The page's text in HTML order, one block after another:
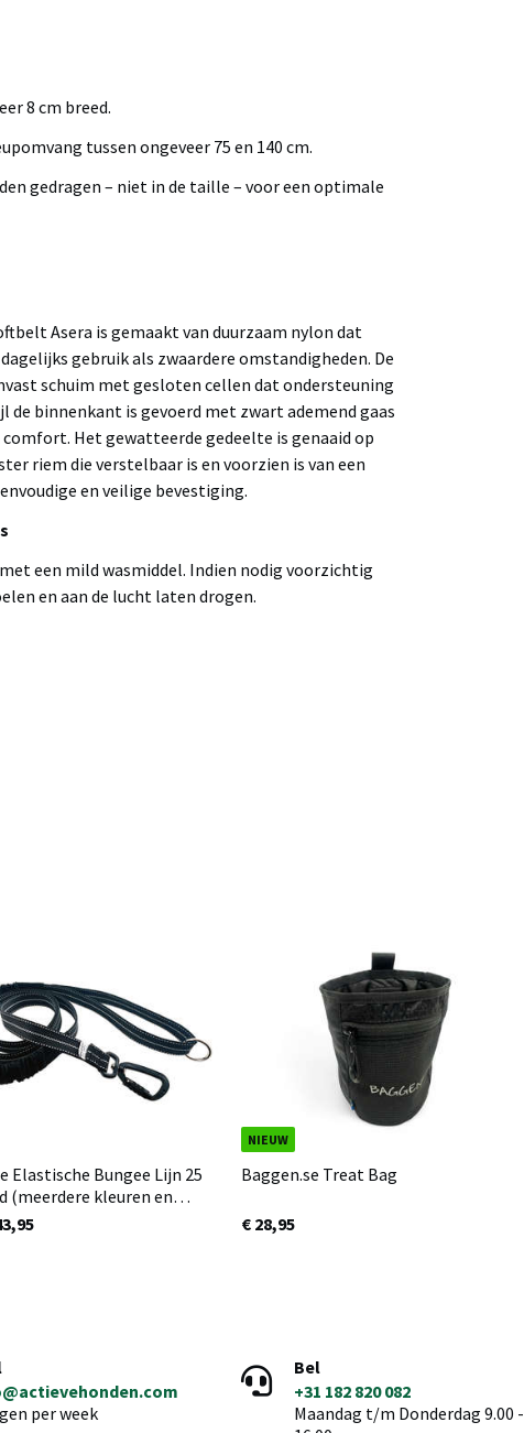
8 cm breed.
tussen ongeveer 75 en 140 cm.
gedragen – niet in de taille – voor een optimale
Asera is gemaakt van duurzaam nylon dat
gebruik als zwaardere omstandigheden. De
schuim met gesloten cellen dat ondersteuning
binnenkant is gevoerd met zwart ademend gaas
Het gewatteerde gedeelte is genaaid op
riem die verstelbaar is en voorzien is van een
en veilige bevestiging.
een mild wasmiddel. Indien nodig voorzichtig
en aan de lucht laten drogen.
Elastische Bungee Lijn 25
(meerdere kleuren en
NIEUW
Baggen.se Treat Bag
€ 28,95
per week
Bel
+31 182 820 082
Maandag t/m Donderdag 9.00 -